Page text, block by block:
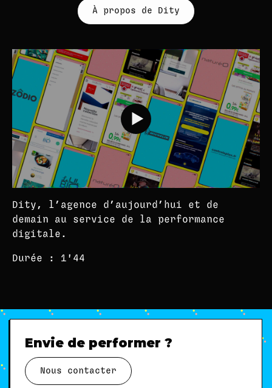
À propos de Dity
Dity, l’agence d’aujourd’hui et de
demain au service de la performance
digitale.
Durée : 1'44
Envie de performer ?
Nous contacter